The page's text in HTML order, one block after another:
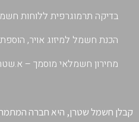
בדיקה תרמוגרפית ללוחות
הכנת חשמל למיזוג אויר,
מחירון חשמלאי מוסמך –
קבלן חשמל שטרן, היא חברה